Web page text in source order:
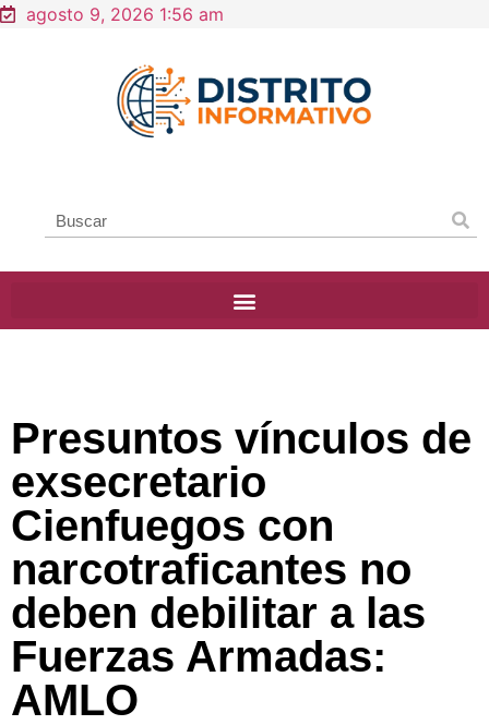
agosto 9, 2026 1:56 am
Presuntos vínculos de
exsecretario
Cienfuegos con
narcotraficantes no
deben debilitar a las
Fuerzas Armadas:
AMLO